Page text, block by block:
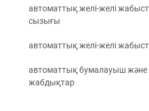
автоматтық желі-желі
сызығы
автоматтық желі-желі
автоматтық бумалауыш және
жабдықтар